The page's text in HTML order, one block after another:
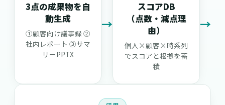
3点の成果物を自
動生成
①顧客向け議事録 ②
社内レポート ③サマ
リーPPTX
→
スコアDB
（点数・減点理
由）
個人×顧客×時系列
でスコアと根拠を蓄
積
→